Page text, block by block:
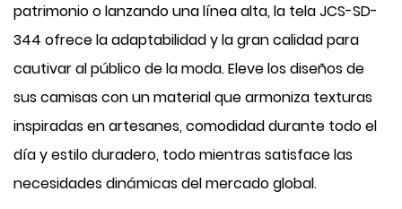
patrimonio o lanzando una línea alta, la tela JCS-SD-
344 ofrece la adaptabilidad y la gran calidad para
cautivar al público de la moda. Eleve los diseños de
sus camisas con un material que armoniza texturas
inspiradas en artesanes, comodidad durante todo el
día y estilo duradero, todo mientras satisface las
necesidades dinámicas del mercado global.